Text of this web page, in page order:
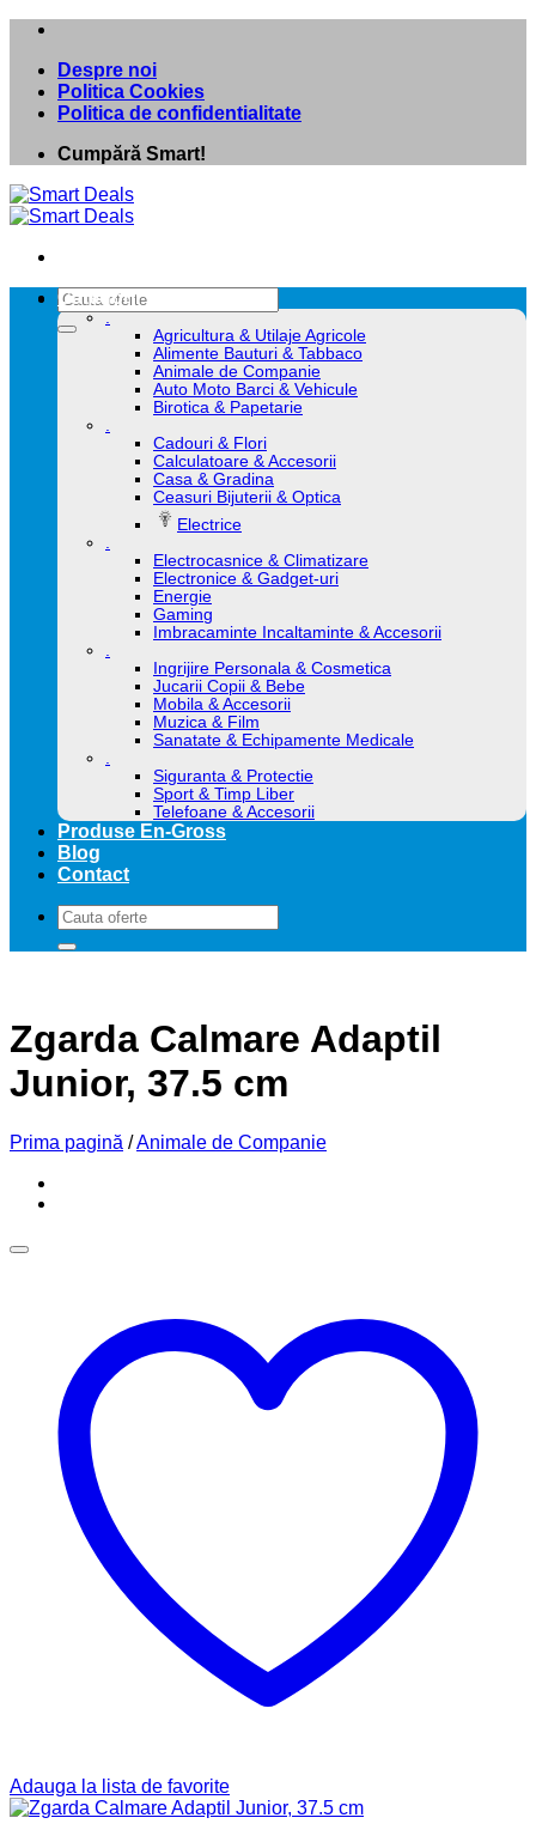
Skip
contentDespre noi
Politica Cookies
Politica de confidentialitate
Cumpără Smart!
Caută
după:
Categorii
.
Agricultura & Utilaje Agricole
Alimente Bauturi & Tabbaco
Animale de Companie
Auto Moto Barci & Vehicule
Birotica & Papetarie
.
Cadouri & Flori
Calculatoare & Accesorii
Casa & Gradina
Ceasuri Bijuterii & Optica
Electrice
.
Electrocasnice & Climatizare
Electronice & Gadget-uri
Energie
Gaming
Imbracaminte Incaltaminte & Accesorii
.
Ingrijire Personala & Cosmetica
Jucarii Copii & Bebe
Mobila & Accesorii
Muzica & Film
Sanatate & Echipamente Medicale
.
Siguranta & Protectie
Sport & Timp Liber
Telefoane & Accesorii
Produse En-Gross
Blog
Contact
Caută
după:
Zgarda Calmare Adaptil
Junior, 37.5 cm
Prima pagină /Animale de Companie
Adauga la lista de favorite